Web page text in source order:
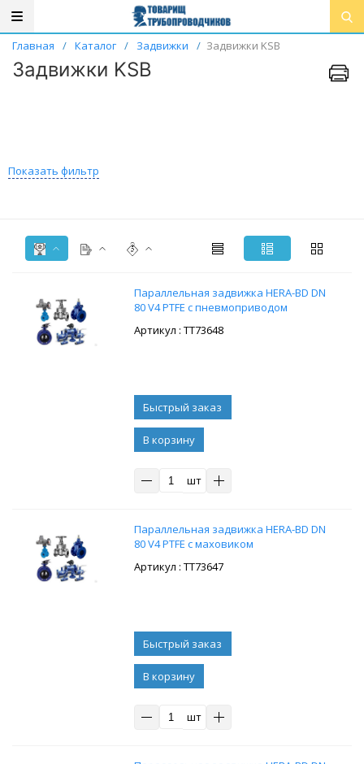
Главная / Каталог / Задвижки / Задвижки KSB
Задвижки KSB
Показать фильтр
Параллельная задвижка HERA-BD DN
80 V4 PTFE с пневмоприводом
: ТТ73648
В корзину
шт
Параллельная задвижка HERA-BD DN
80 V4 PTFE с маховиком
: ТТ73647
В корзину
шт